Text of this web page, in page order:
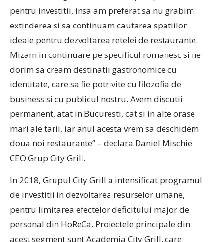
pentru investitii, insa am preferat sa nu grabim
extinderea si sa continuam cautarea spatiilor
ideale pentru dezvoltarea retelei de restaurante.
Mizam in continuare pe specificul romanesc si ne
dorim sa cream destinatii gastronomice cu
identitate, care sa fie potrivite cu filozofia de
business si cu publicul nostru. Avem discutii
permanent, atat in Bucuresti, cat si in alte orase
mari ale tarii, iar anul acesta vrem sa deschidem
doua noi restaurante” – declara Daniel Mischie,
CEO Grup City Grill.
In 2018, Grupul City Grill a intensificat programul
de investitii in dezvoltarea resurselor umane,
pentru limitarea efectelor deficitului major de
personal din HoReCa. Proiectele principale din
acest segment sunt Academia City Grill, care